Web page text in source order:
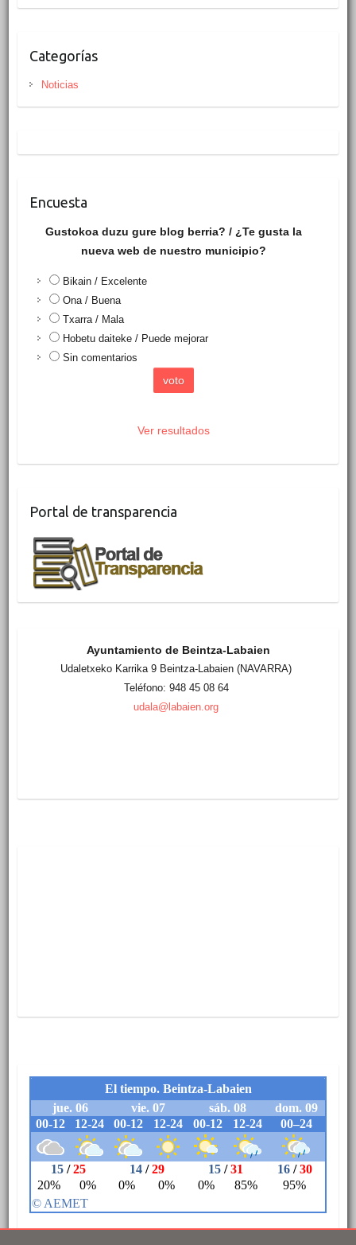
Categorías
Noticias
Encuesta
Gustokoa duzu gure blog berria? / ¿Te gusta la
nueva web de nuestro municipio?
Bikain / Excelente
Ona / Buena
Txarra / Mala
Hobetu daiteke / Puede mejorar
Sin comentarios
Ver resultados
Portal de transparencia
Ayuntamiento de Beintza-Labaien
Udaletxeko Karrika 9 Beintza-Labaien (NAVARRA)
Teléfono: 948 45 08 64
udala@labaien.org